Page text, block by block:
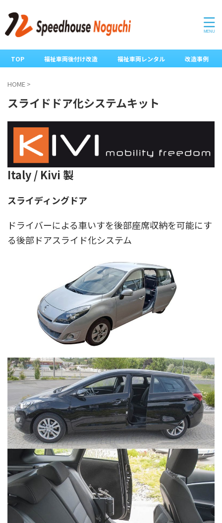
TOP 福祉車両後付け改造 福祉車両レンタル 改造事例
HOME >
スライドドア化システムキット
Italy / Kivi 製
スライディングドア
ドライバーによる車いすを後部座席収納を可能にす
る後部ドアスライド化システム